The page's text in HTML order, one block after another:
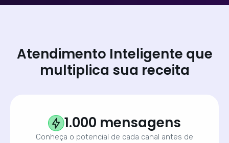
Atendimento Inteligente que
multiplica sua receita
1.000 mensagens
Conheça o potencial de cada canal antes de